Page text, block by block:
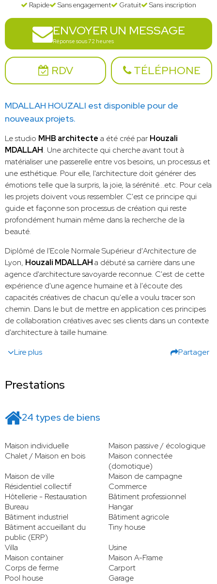
Rapide Sans engagement Gratuit Sans inscription
ENVOYER UN MESSAGE
Réponse sous 72 heures
RDV TÉLÉPHONE
MDALLAH HOUZALI est disponible pour de
nouveaux projets.
Le studio MHB architecte a été créé par Houzali
MDALLAH. Une architecte qui cherche avant tout à
matérialiser une passerelle entre vos besoins, un processus et
une esthétique. Pour elle, l'architecture doit générer des
émotions telle que la surpris, la joie, la sérénité...etc. Pour cela
les projets doivent vous ressembler. C'est ce principe qui
guide et façonne son processus de création qui reste
profondément humain même dans la recherche de la
beauté.
Diplômé de l'Ecole Normale Supérieur d'Architecture de
Lyon, Houzali MDALLAHa débuté sa carrière dans une
agence d'architecture savoyarde reconnue. C'est de cette
expérience d'une agence humaine et à l'écoute des
capacités créatives de chacun qu'elle a voulu tracer son
chemin. Dans le but de mettre en application ces principes
de collaboration créatives avec ses clients dans un contexte
d'architecture à taille humaine.
Lire plus
Partager
Prestations
24 types de biens
Maison individuelle
Maison passive / écologique
Chalet / Maison en bois
Maison connectée
(domotique)
Maison de ville
Maison de campagne
Résidentiel collectif
Commerce
Hôtellerie - Restauration
Bâtiment professionnel
Bureau
Hangar
Bâtiment industriel
Bâtiment agricole
Bâtiment accueillant du
public (ERP)
Tiny house
Villa
Usine
Maison container
Maison A-Frame
Corps de ferme
Carport
Pool house
Garage